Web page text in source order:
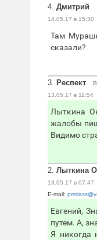
4. Дмитрий
14.05.17 в 15:30
Там
сказали?
3. Респект
13.05.17 в 11:54
Лыткина
жалобы
Видимо
2. Лыткина
13.05.17 в 07:47
E-mail:
Евгений,
путем. А,
Я никогда